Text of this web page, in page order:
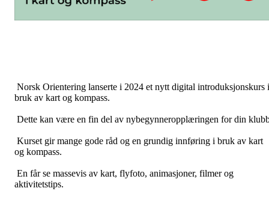
Norsk Orientering lanserte i 2024 et nytt digital introduksjonskurs i
bruk av kart og kompass.
Dette kan være en fin del av nybegynneropplæringen for din
Kurset gir mange gode råd og en grundig innføring i bruk av kart
og kompass.
En får se massevis av kart, flyfoto, animasjoner, filmer og
aktivitetstips.